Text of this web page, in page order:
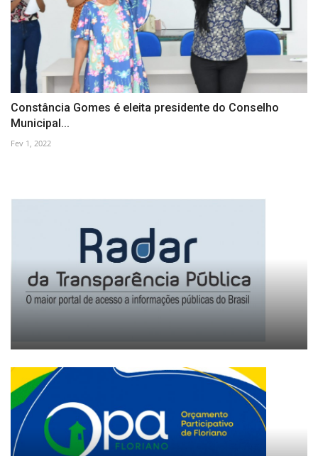
Constância Gomes é eleita presidente do Conselho
Municipal...
Fev 1, 2022